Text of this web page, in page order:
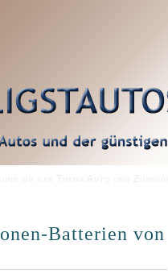
Batterien von